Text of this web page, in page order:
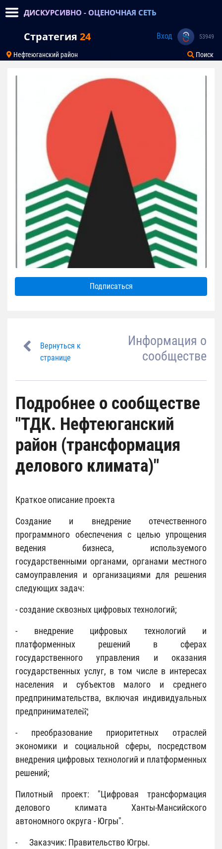
ДИСКУРСИВНО - ОЦЕНОЧНАЯ СЕТЬ
Стратегия 24 Вход 53949
Нефтеюганский район Поиск
Подписаться
Вернуться к
странице
Информация о
сообществе
Подробнее о сообществе
"ТДК. Нефтеюганский
район (трансформация
делового климата)"
Краткое описание проекта
Создание и внедрение отечественного
программного обеспечения с целью упрощения
ведения бизнеса, используемого
государственными органами, органами местного
самоуправления и организациями для решения
следующих задач:
- создание сквозных цифровых технологий;
- внедрение цифровых технологий и
платформенных решений в сферах
государственного управления и оказания
государственных услуг, в том числе в интересах
населения и субъектов малого и среднего
предпринимательства, включая индивидуальных
предпринимателей̆;
- преобразование приоритетных отраслей
экономики и социальной сферы, посредством
внедрения цифровых технологий и платформенных
решений;
Пилотный проект: "Цифровая трансформация
делового климата Ханты-Мансийского
автономного округа - Югры".
- Заказчик: Правительство Югры.